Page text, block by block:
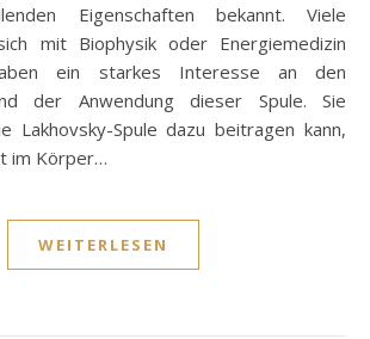
Eigenschaften bekannt. Viele
mit Biophysik oder Energiemedizin
ein starkes Interesse an den
der Anwendung dieser Spule. Sie
Lakhovsky-Spule dazu beitragen kann,
im Körper…
WEITERLESEN